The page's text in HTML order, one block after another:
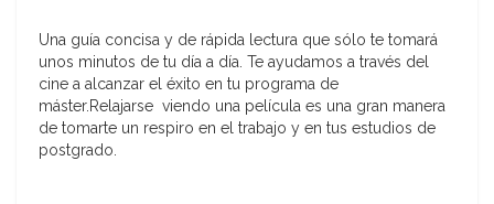
Una guía concisa y de rápida lectura que sólo te tomará
unos minutos de tu día a día. Te ayudamos a través del
cine a alcanzar el éxito en tu programa de
máster.Relajarse viendo una película es una gran manera
de tomarte un respiro en el trabajo y en tus estudios de
postgrado.